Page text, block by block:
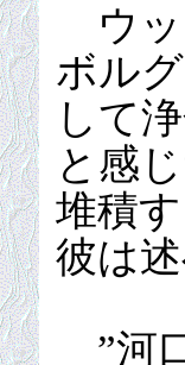
ウッ
ボル
して
と感
堆積
彼は述
”河